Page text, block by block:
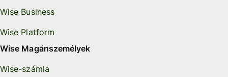
Wise Business
Wise Platform
Wise Magánszemélyek
Wise-számla